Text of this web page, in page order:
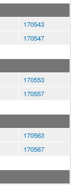
170543
170547
170553
170557
170563
170567